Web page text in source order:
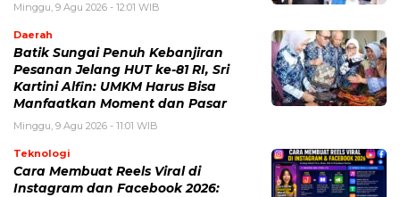
Minggu, 9 Agu 2026 - 12:01 WIB
Daerah
Batik Sungai Penuh Kebanjiran
Pesanan Jelang HUT ke-81 RI, Sri
Kartini Alfin: UMKM Harus Bisa
Manfaatkan Moment dan Pasar
Minggu, 9 Agu 2026 - 11:01 WIB
Teknologi
Cara Membuat Reels Viral di
Instagram dan Facebook 2026: